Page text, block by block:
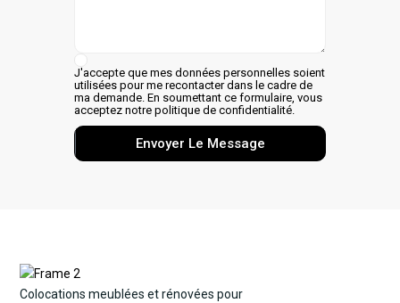
J'accepte que mes données personnelles soient
utilisées pour me recontacter dans le cadre de
ma demande. En soumettant ce formulaire, vous
acceptez notre politique de confidentialité.
Envoyer Le Message
Colocations meublées et rénovées pour